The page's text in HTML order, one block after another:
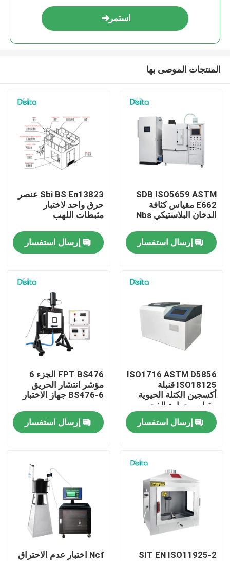
فيديوهات
جولة في المعمل
رقابة جودة
اطلب اقتباس
معدات الاختبار الكهربائية
معدات اختبار الحريق
استمر
المنتجات الموصى بها
SDB ISO5659 ASTM
E662 مقياس كثافة
الدخان البلاستيكي Nbs
إرسال استفسار
Sbi BS En13823 عنصر
حرق واحد لاختبار
مثبطات اللهب
إرسال استفسار
ISO1716 ASTM D5856
ISO18125 قنبلة
أكسجين الكتلة الحيوية
مقياس حرارة الفحم
مقياس القيمة الحرارية
إرسال استفسار
FPT BS476 الجزء 6
مؤشر انتشار الحريق
BS476-6 جهاز الاختبار
إرسال استفسار
SIT EN ISO11925-2
Ncf اختبار عدم الاحتراق